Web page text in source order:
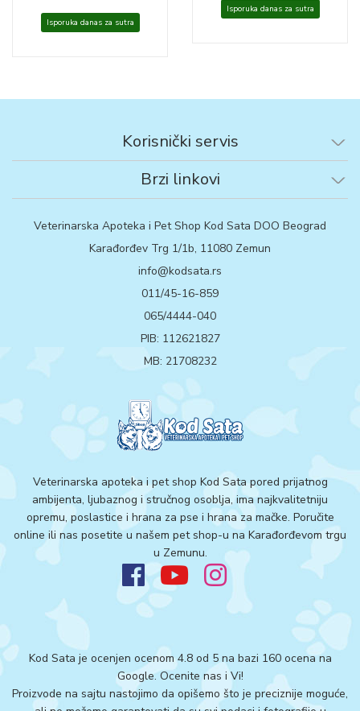
Isporuka danas za sutra
Isporuka danas za sutra
Korisnički servis
Brzi linkovi
Veterinarska Apoteka i Pet Shop Kod Sata DOO Beograd
Karađorđev Trg 1/1b, 11080 Zemun
info@kodsata.rs
011/45-16-859
065/4444-040
PIB: 112621827
MB: 21708232
Veterinarska apoteka i pet shop Kod Sata pored prijatnog
ambijenta, ljubaznog i stručnog osoblja, ima najkvalitetniju
opremu, poslastice i hrana za pse i hrana za mačke. Poručite
online ili nas posetite u našem pet shop-u na Karađorđevom trgu
u Zemunu.
Kod Sata je ocenjen ocenom 4.8 od 5 na bazi 160 ocena na
Google.Ocenite nas i Vi!
Proizvode na sajtu nastojimo da opišemo što je preciznije moguće,